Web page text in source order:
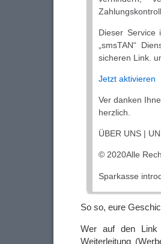
Dieser Service
„smsTAN“
sicheren Link.
Jetzt aktivieren
Ver danken
herzlich.
ÜBER UNS |
© 2020Alle
Sparkasse
So so, eure
Wer auf den Link
Weiterleitung